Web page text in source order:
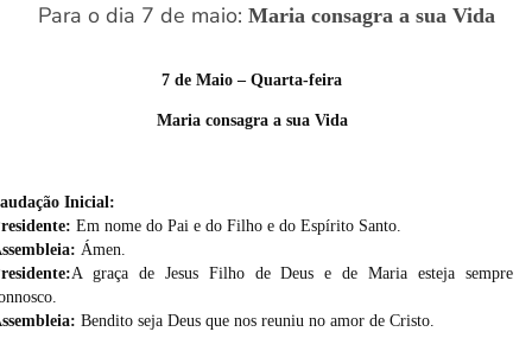
Para o dia 7 de maio: Maria consagra a sua Vida
7 de Maio – Quarta-feira
Maria consagra a sua Vida
Inicial:
Em nome do Pai e do Filho e do Espírito Santo.
Ámen.
A graça de Jesus Filho de Deus e de Maria esteja sempre
Bendito seja Deus que nos reuniu no amor de Cristo.